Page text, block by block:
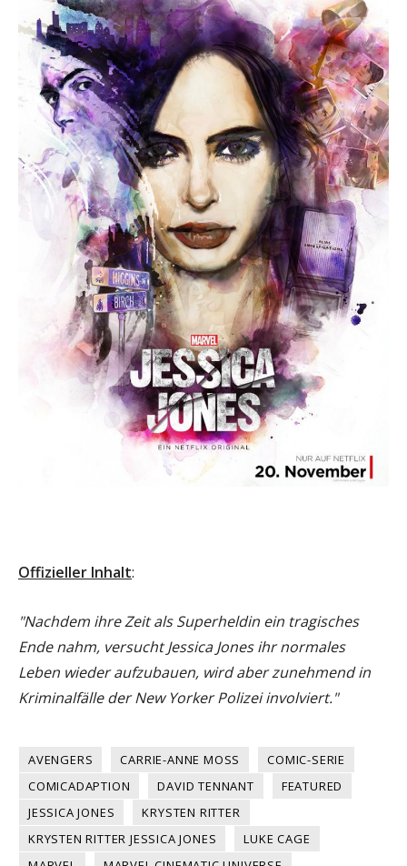
Offizieller Inhalt:
"Nachdem ihre Zeit als Superheldin ein tragisches
Ende nahm, versucht Jessica Jones ihr normales
Leben wieder aufzubauen, wird aber zunehmend in
Kriminalfälle der New Yorker Polizei involviert."
AVENGERS CARRIE-ANNE MOSS
COMIC-SERIE
COMICADAPTION
DAVID TENNANT
FEATURED
JESSICA JONES
KRYSTEN RITTER
KRYSTEN RITTER JESSICA JONES
LUKE CAGE